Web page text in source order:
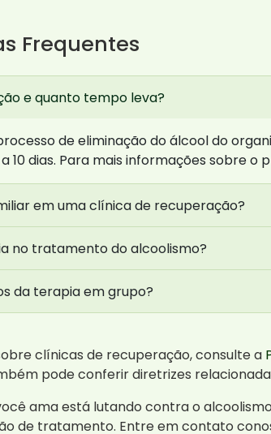
Frequentes
e quanto tempo leva?
de eliminação do álcool do
10 dias. Para mais informações sobre
em uma clínica de recuperação?
no tratamento do alcoolismo?
da terapia em grupo?
clínicas de recuperação, consulte a
pode conferir diretrizes
ama está lutando contra o
de tratamento. Entre em contato